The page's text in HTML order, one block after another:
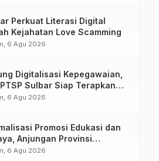
Perkuat Literasi Digital
Kejahatan Love Scamming
6 Agu 2026
Digitalisasi Kepegawaian,
Sulbar Siap Terapkan
FLEKSI ASN
6 Agu 2026
Promosi Edukasi dan
Anjungan Provinsi
Barat Perkuat Kolaborasi
6 Agu 2026